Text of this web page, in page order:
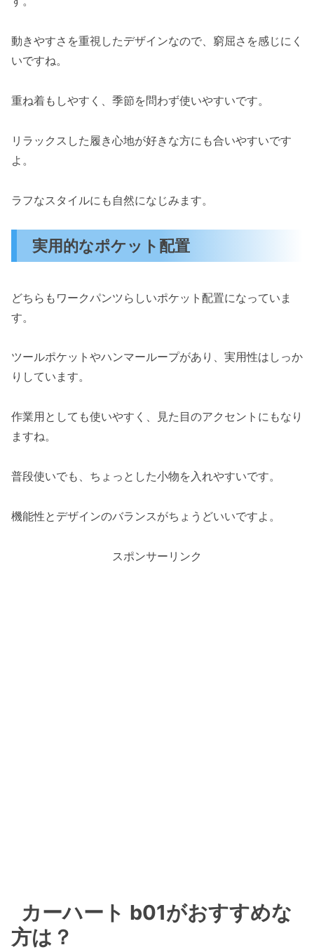
動きやすさを重視したデザインなので、窮屈さを感じにく
いですね。
重ね着もしやすく、季節を問わず使いやすいです。
リラックスした履き心地が好きな方にも合いやすいです
よ。
ラフなスタイルにも自然になじみます。
実用的なポケット配置
どちらもワークパンツらしいポケット配置になっていま
す。
ツールポケットやハンマーループがあり、実用性はしっか
りしています。
作業用としても使いやすく、見た目のアクセントにもなり
ますね。
普段使いでも、ちょっとした小物を入れやすいです。
機能性とデザインのバランスがちょうどいいですよ。
スポンサーリンク
カーハート b01がおすすめな
方は？